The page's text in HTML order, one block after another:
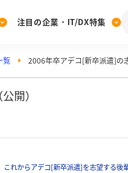
[27卒] 本選考体験記投稿キャ
みんなのDX企業就職ブランド調
注目の企業・IT/DX特集
覧 2006年卒アデコ[新卒派遣]の
開）
れからアデコ[新卒派遣]を志望する後